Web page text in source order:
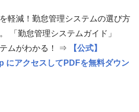
軽減！勤怠管理システムの選び方
「勤怠管理システムガイド」
ムがわかる！ ⇒
【公式】
にアクセスしてPDFを無料ダウン